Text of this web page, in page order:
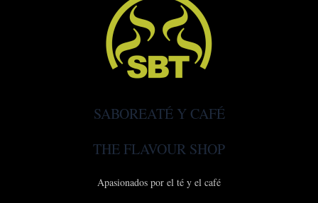
SABOREATÉ Y CAFÉ
THE FLAVOUR SHOP
Apasionados por el té y el café